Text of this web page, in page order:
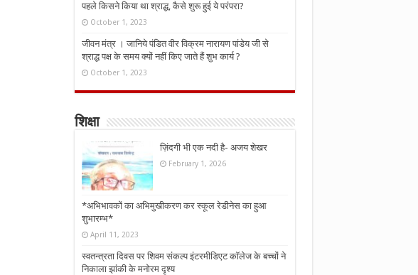
पहले किसने किया था श्राद्ध, कैसे शुरू हुई ये परंपरा?
October 1, 2023
जीवन मंत्र । जानिये पंडित वीर विक्रम नारायण पांडेय जी से
श्राद्ध पक्ष के समय क्यों नहीं किए जाते हैं शुभ कार्य ?
October 1, 2023
शिक्षा
ज़िंदगी भी एक नदी है- अजय शेखर
February 1, 2026
*अभिभावकों का अभिमुखीकरण कर स्कूल रेडीनेस का हुआ
शुभारम्भ*
April 11, 2023
स्वतन्त्रता दिवस पर शिवम संकल्प इंटरमीडिएट कॉलेज के बच्चों ने
निकाला झांकी के मनोरम दृश्य